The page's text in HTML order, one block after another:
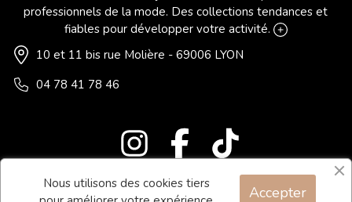
professionnels de la mode. Des collections tendances et
fiables pour développer votre activité.
10 et 11 bis rue Molière - 69006 LYON
04 78 41 78 46
Blog
Nous utilisons des cookies tiers
Accepter